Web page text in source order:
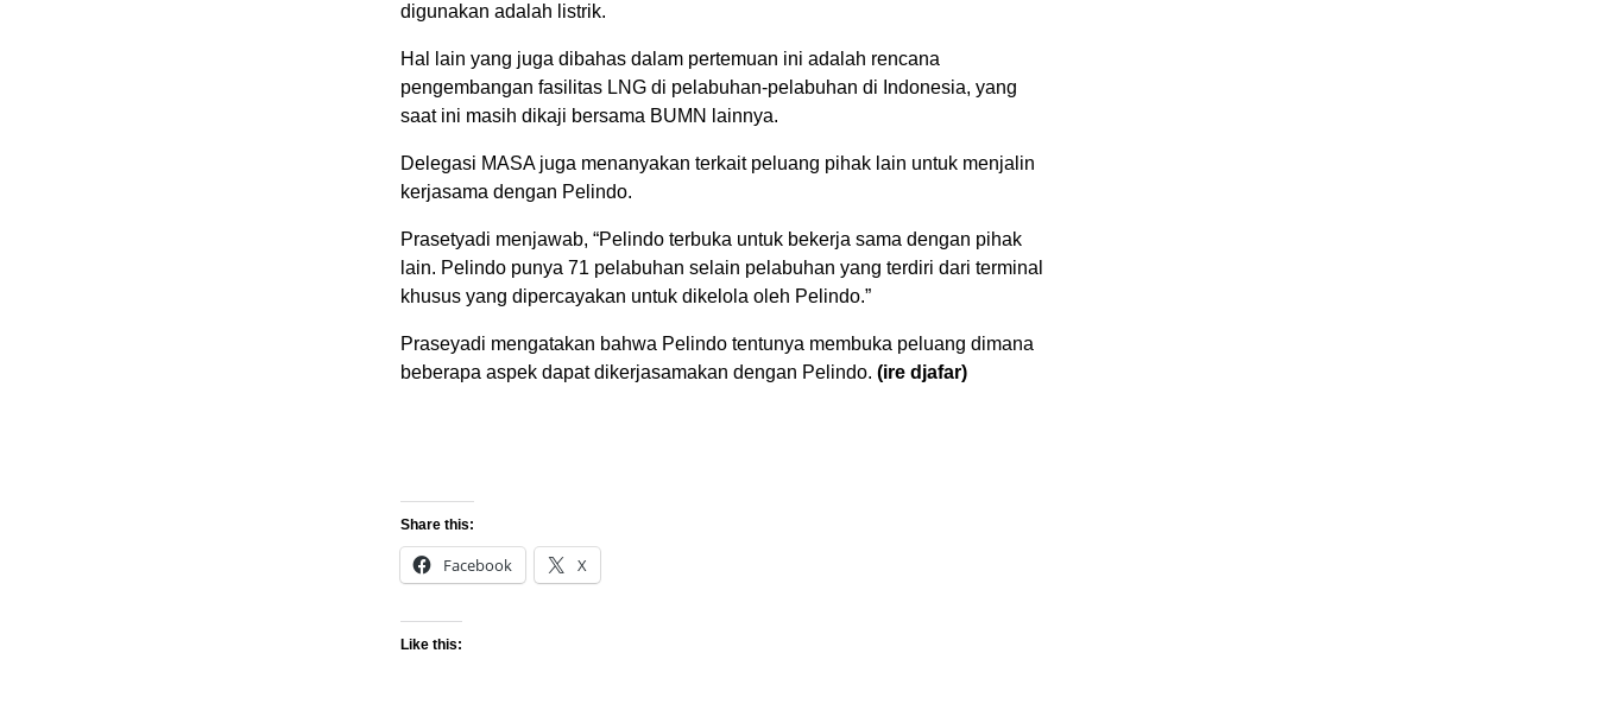
digunakan adalah listrik.
Hal lain yang juga dibahas dalam pertemuan ini adalah rencana
pengembangan fasilitas LNG di pelabuhan-pelabuhan di Indonesia, yang
saat ini masih dikaji bersama BUMN lainnya.
Delegasi MASA juga menanyakan terkait peluang pihak lain untuk menjalin
kerjasama dengan Pelindo.
Prasetyadi menjawab, “Pelindo terbuka untuk bekerja sama dengan pihak
lain. Pelindo punya 71 pelabuhan selain pelabuhan yang terdiri dari terminal
khusus yang dipercayakan untuk dikelola oleh Pelindo.”
Praseyadi mengatakan bahwa Pelindo tentunya membuka peluang dimana
beberapa aspek dapat dikerjasamakan dengan Pelindo. (ire djafar)
Share this:
Facebook X
Like this: